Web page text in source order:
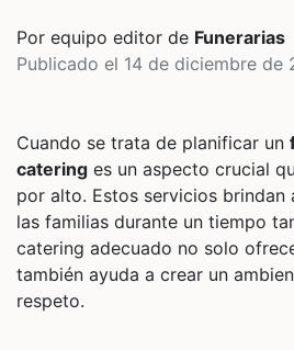
Por equipo editor de Funerarias
Publicado el 14 de diciembre de
Cuando se trata de planificar un
catering es un aspecto crucial
por alto. Estos servicios
las familias durante un tiempo
catering adecuado no solo
también ayuda a crear un
respeto.